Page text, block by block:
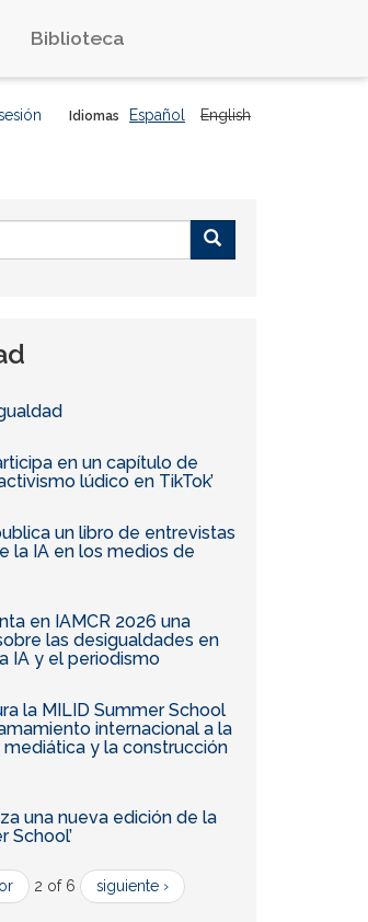
Biblioteca
Idiomas Español English
en un capítulo de
lúdico en TikTok’
un libro de entrevistas
la IA en los medios de
en IAMCR 2026 una
las desigualdades en
IA y el periodismo
la MILID Summer School
internacional a la
y la construcción
una nueva edición de la
School’
2 of 6 siguiente ›